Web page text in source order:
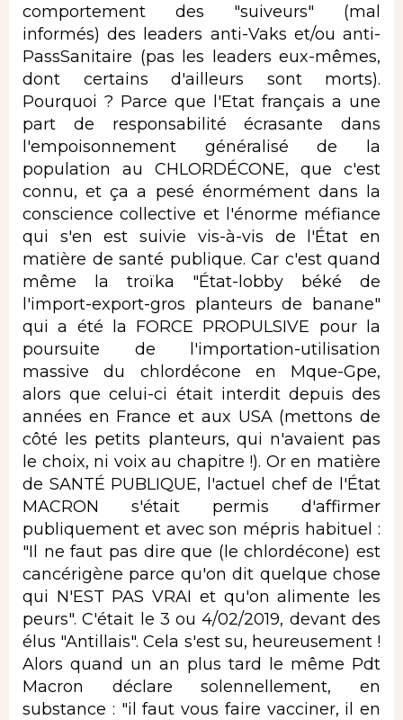
comportement des "suiveurs" (mal
informés) des leaders anti-Vaks et/ou anti-
PassSanitaire (pas les leaders eux-mêmes,
dont certains d'ailleurs sont morts).
Pourquoi ? Parce que l'Etat français a une
part de responsabilité écrasante dans
l'empoisonnement généralisé de la
population au CHLORDÉCONE, que c'est
connu, et ça a pesé énormément dans la
conscience collective et l'énorme méfiance
qui s'en est suivie vis-à-vis de l'État en
matière de santé publique. Car c'est quand
même la troïka "État-lobby béké de
l'import-export-gros planteurs de banane"
qui a été la FORCE PROPULSIVE pour la
poursuite de l'importation-utilisation
massive du chlordécone en Mque-Gpe,
alors que celui-ci était interdit depuis des
années en France et aux USA (mettons de
côté les petits planteurs, qui n'avaient pas
le choix, ni voix au chapitre !). Or en matière
de SANTÉ PUBLIQUE, l'actuel chef de l'État
MACRON s'était permis d'affirmer
publiquement et avec son mépris habituel :
"Il ne faut pas dire que (le chlordécone) est
cancérigène parce qu'on dit quelque chose
qui N'EST PAS VRAI et qu'on alimente les
peurs". C'était le 3 ou 4/02/2019, devant des
élus "Antillais". Cela s'est su, heureusement !
Alors quand un an plus tard le même Pdt
Macron déclare solennellement, en
substance : "il faut vous faire vacciner, il en